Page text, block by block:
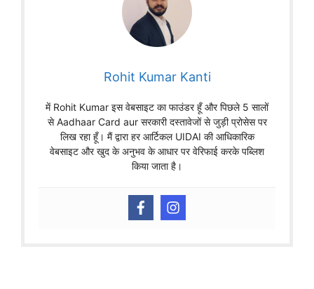
Rohit Kumar Kanti
में Rohit Kumar इस वेबसाइट का फाउंडर हूँ और पिछले 5 सालों
से Aadhaar Card aur सरकारी दस्तावेजों से जुड़ी प्रोसेस पर
लिख रहा हूँ। मैं द्वारा हर आर्टिकल UIDAI की आधिकारिक
वेबसाइट और खुद के अनुभव के आधार पर वेरिफाई करके पब्लिश
किया जाता है।